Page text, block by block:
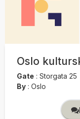
Oslo
Gate : Storgata 25
By : Oslo